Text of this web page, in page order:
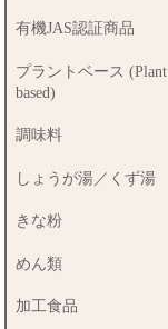
有機JAS認証商品
プラントベース (Plant
based)
調味料
しょうが湯／くず湯
きな粉
めん類
加工食品